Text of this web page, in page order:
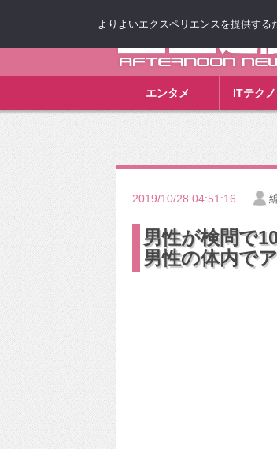
エンタメ ITテク
2019/10/28 04:51:16
男性が検問で
男性の体内で
よりよいエクスペリエンスを提供す